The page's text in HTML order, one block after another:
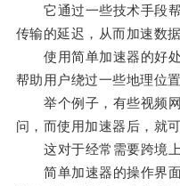
它通过一些技术手段帮
传输的延迟，从而加速数
使用简单加速器的好处
帮助用户绕过一些地理位置
举个例子，有些视频网
问，而使用加速器后，就
这对于经常需要跨境上
简单加速器的操作界面